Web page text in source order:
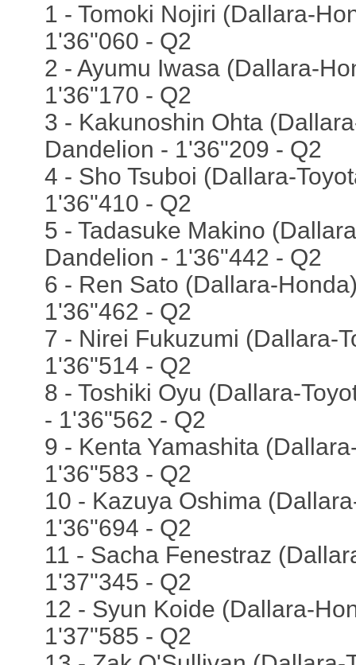
1 - Tomoki Nojiri (Dallara-
1'36"060 - Q2
2 - Ayumu Iwasa (Dallara-
1'36"170 - Q2
3 - Kakunoshin Ohta
Dandelion - 1'36"209 - Q2
4 - Sho Tsuboi (Dallara-
1'36"410 - Q2
5 - Tadasuke Makino
Dandelion - 1'36"442 - Q2
6 - Ren Sato (Dallara-
1'36"462 - Q2
7 - Nirei Fukuzumi (Dallara-
1'36"514 - Q2
8 - Toshiki Oyu (Dallara-
- 1'36"562 - Q2
9 - Kenta Yamashita
1'36"583 - Q2
10 - Kazuya Oshima
1'36"694 - Q2
11 - Sacha Fenestraz
1'37"345 - Q2
12 - Syun Koide (Dallara-
1'37"585 - Q2